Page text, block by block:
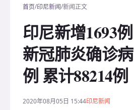
首页/印尼新闻/新闻正文
印尼新增1693例
新冠肺炎确诊病
例 累计88214例
2020年08月05日 15:44印尼新闻